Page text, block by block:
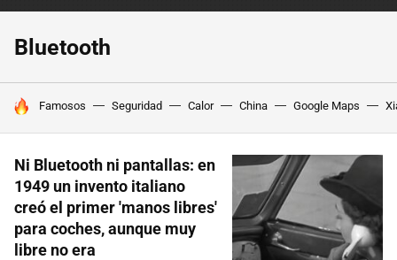
Bluetooth
HOY SE HABLA DE
Famosos Seguridad Calor China Google Maps
Ni Bluetooth ni pantallas: en
1949 un invento italiano
creó el primer 'manos libres'
para coches, aunque muy
libre no era